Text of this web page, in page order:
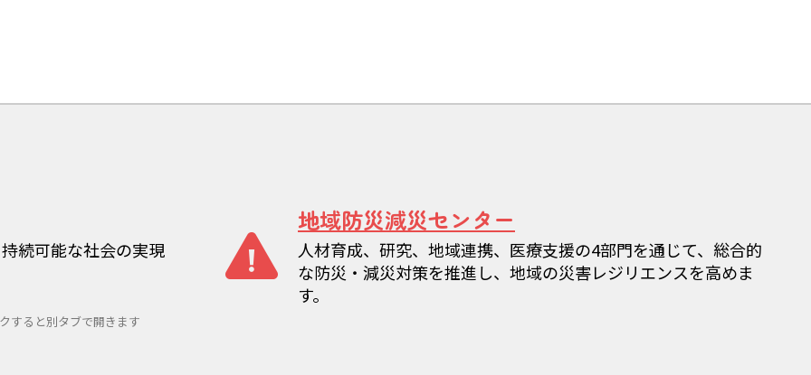
続可能な社会の実現
すると別タブで開きます
地域防災減災センター
人材育成、研究、地域連携、医療支援の4部門を通じて、総合的
な防災・減災対策を推進し、地域の災害レジリエンスを高めま
す。